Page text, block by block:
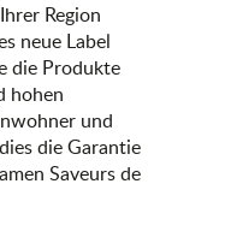
Region
neue Label
die Produkte
hohen
und
die Garantie
Saveurs de